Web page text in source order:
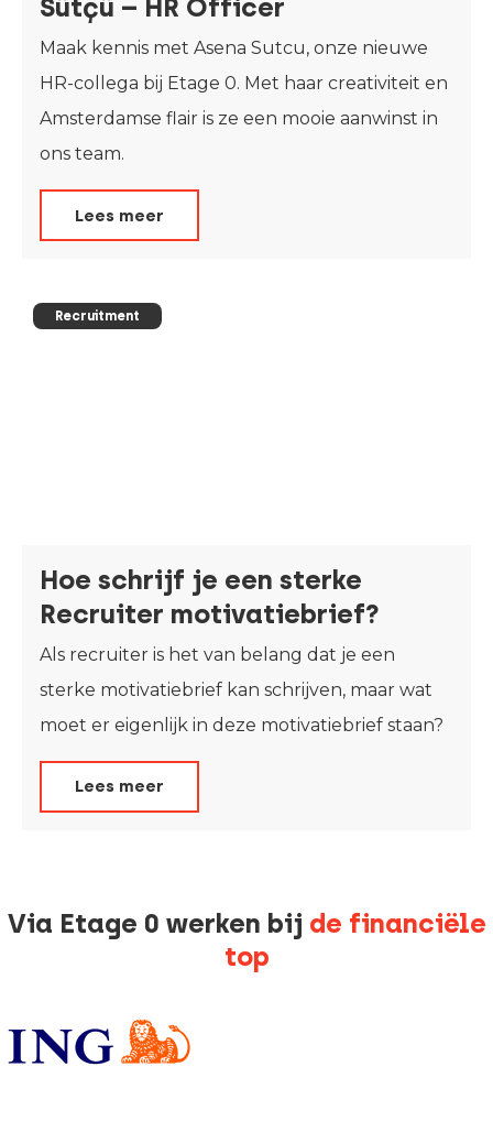
Sütçü – HR Officer
Maak kennis met Asena Sutcu, onze nieuwe
HR-collega bij Etage 0. Met haar creativiteit en
Amsterdamse flair is ze een mooie aanwinst in
ons team.
Lees meer
Recruitment
Hoe schrijf je een sterke
Recruiter motivatiebrief?
Als recruiter is het van belang dat je een
sterke motivatiebrief kan schrijven, maar wat
moet er eigenlijk in deze motivatiebrief staan?
Lees meer
Via Etage 0 werken bij de financiële
top